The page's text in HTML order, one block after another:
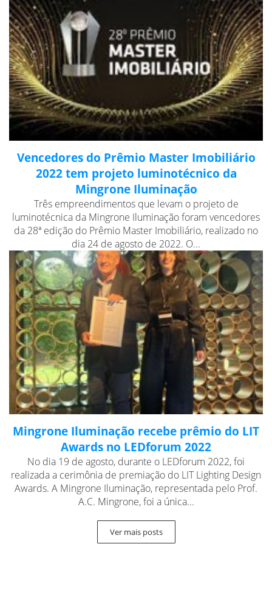
Vencedores do Prêmio Master Imobiliário
2022 tem projeto luminotécnico da
Mingrone Iluminação
Três empreendimentos que levam o projeto de
luminotécnica da Mingrone Iluminação foram vencedores
da 28ª edição do Prêmio Master Imobiliário, realizado no
dia 24 de agosto de 2022. O...
Mingrone Iluminação recebe prêmio do LIT
Awards no LEDforum 2022
No dia 19 de agosto, durante o LEDforum 2022, foi
realizada a cerimônia de premiação do LIT Lighting Design
Awards. A Mingrone Iluminação, representada pelo Prof.
A.C. Mingrone, foi a única...
Ver mais posts